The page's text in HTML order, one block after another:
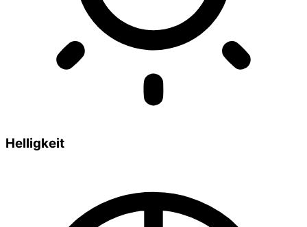
Helligkeit